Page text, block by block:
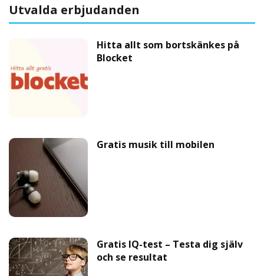
Utvalda erbjudanden
Hitta allt som bortskänkes på
Blocket
Gratis musik till mobilen
Gratis IQ-test – Testa dig själv
och se resultat